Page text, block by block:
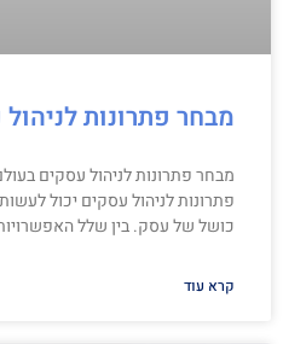
מבחר פתרונות
מבחר פתרונות לניהול עסקים
פתרונות לניהול עסקים יכול
כושל של עסק. בין שלל
קרא עוד